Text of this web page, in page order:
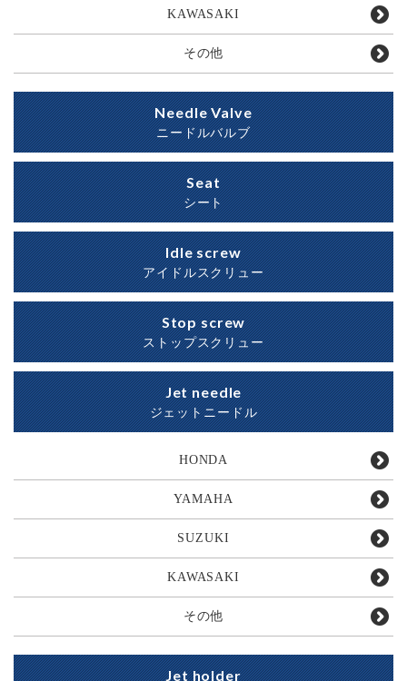
KAWASAKI
その他
Needle Valve
ニードルバルブ
Seat
シート
Idle screw
アイドルスクリュー
Stop screw
ストップスクリュー
Jet needle
ジェットニードル
HONDA
YAMAHA
SUZUKI
KAWASAKI
その他
Jet holder